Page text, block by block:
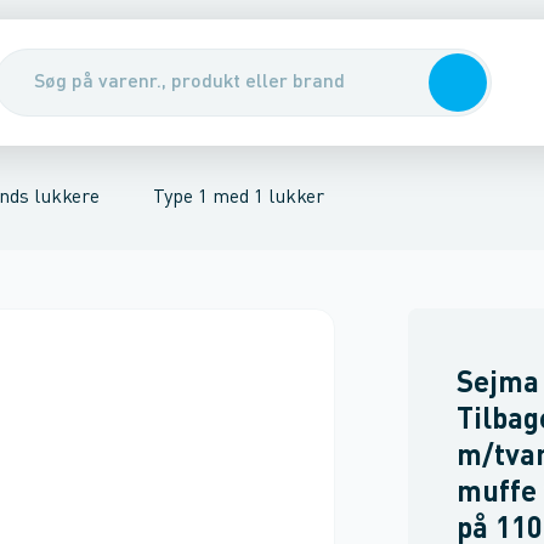
& udskillerePumper, pumpebrønde & ventiler
lukkere Type 1 med 1 lukker
for sort spildevand Type 5 gulvafløb med 2 lukker
Sejma
m/
på